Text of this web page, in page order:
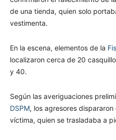
de una tienda, quien solo
vestimenta.
En la escena, elementos de la
localizaron cerca de 20
y 40.
Según las averiguaciones
DSPM, los agresores
víctima, quien se trasladaba a